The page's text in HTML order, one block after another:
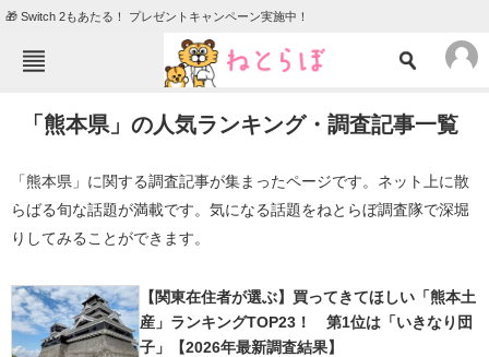
🎁 Switch 2もあたる！ プレゼントキャンペーン実施中！
TOP ニュース
グルメ 地域
動物 リサーチ
会員記事
「熊本県」の人気ランキング・調査記事一覧
「熊本県」に関する調査記事が集まったページです。ネット上に散
らばる旬な話題が満載です。気になる話題をねとらぼ調査隊で深堀
りしてみることができます。
【関東在住者が選ぶ】買ってきてほしい「熊本土
産」ランキングTOP23！ 第1位は「いきなり団
子」【2026年最新調査結果】